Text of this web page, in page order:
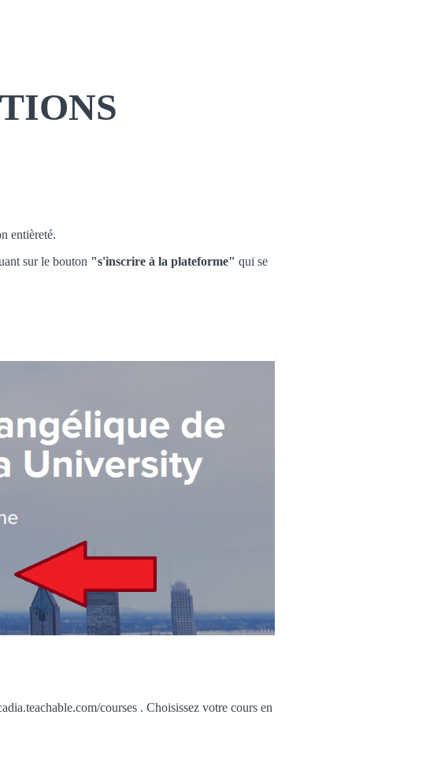
entièreté.
sur le bouton "s'inscrire à la plateforme" qui se
courses . Choisissez votre cours en